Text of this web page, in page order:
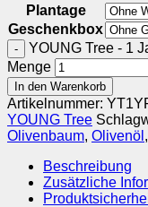
Plantage
Geschenkbox
YOUNG Tree - 1
Menge
In den Warenkorb
Artikelnummer:
YOUNG Tree
Olivenbaum, Olivenöl ,
Beschreibung
Zusätzliche